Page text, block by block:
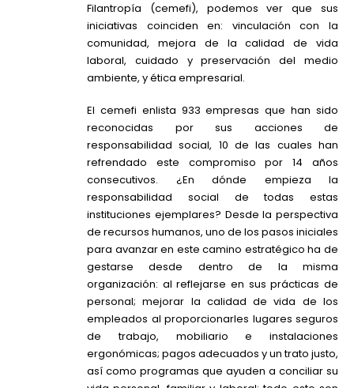
Filantropía (cemefi), podemos ver que sus
iniciativas coinciden en: vinculación con la
comunidad, mejora de la calidad de vida
laboral, cuidado y preservación del medio
ambiente, y ética empresarial.
El cemefi enlista 933 empresas que han sido
reconocidas por sus acciones de
responsabilidad social, 10 de las cuales han
refrendado este compromiso por 14 años
consecutivos. ¿En dónde empieza la
responsabilidad social de todas estas
instituciones ejemplares? Desde la perspectiva
de recursos humanos, uno de los pasos iniciales
para avanzar en este camino estratégico ha de
gestarse desde dentro de la misma
organización: al reflejarse en sus prácticas de
personal; mejorar la calidad de vida de los
empleados al proporcionarles lugares seguros
de trabajo, mobiliario e instalaciones
ergonómicas; pagos adecuados y un trato justo,
así como programas que ayuden a conciliar su